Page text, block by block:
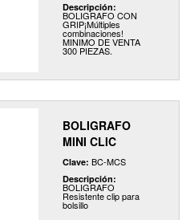
Descripción:
BOLIGRAFO CON
GRIP¡Múltiples
combinaciones!
MINIMO DE VENTA
300 PIEZAS.
BOLIGRAFO
MINI CLIC
Clave: BC-MCS
Descripción:
BOLIGRAFO
Resistente clip para
bolsillo